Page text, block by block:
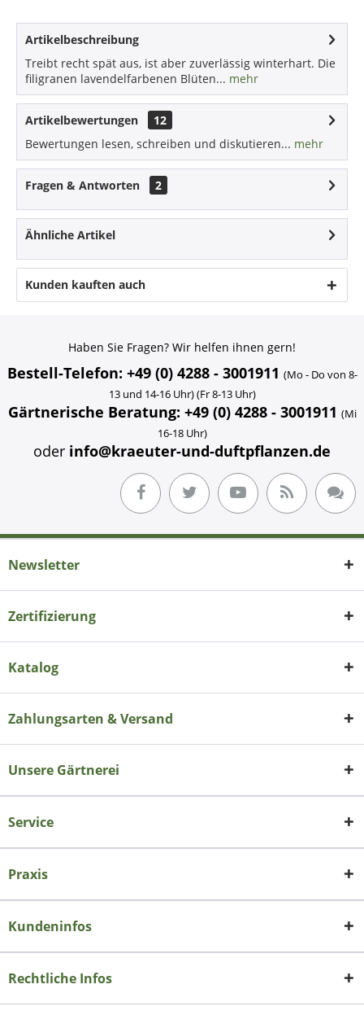
Artikelbeschreibung
Treibt recht spät aus, ist aber zuverlässig winterhart. Die
filigranen lavendelfarbenen Blüten... mehr
Artikelbewertungen
12
Bewertungen lesen, schreiben und diskutieren... mehr
Fragen & Antworten 2
Ähnliche Artikel
Kunden kauften auch
Haben Sie Fragen? Wir helfen ihnen gern!
Bestell-Telefon: +49 (0) 4288 - 3001911 (Mo - Do von 8-
13 und 14-16 Uhr) (Fr 8-13 Uhr)
Gärtnerische Beratung: +49 (0) 4288 - 3001911 (Mi
16-18 Uhr)
oder info@kraeuter-und-duftpflanzen.de
Newsletter
Zertifizierung
Katalog
Zahlungsarten & Versand
Unsere Gärtnerei
Service
Praxis
Kundeninfos
Rechtliche Infos